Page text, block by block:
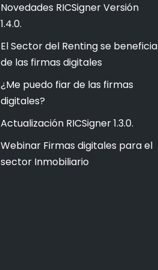
Novedades RICSigner Versión
1.4.0.
El Sector del Renting se beneficia
de las firmas digitales
¿Me puedo fiar de las firmas
digitales?
Actualización RICSigner 1.3.0.
Webinar Firmas digitales para el
sector Inmobiliario